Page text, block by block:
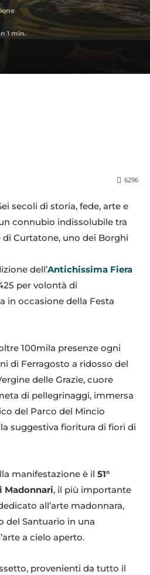
1 min.
6296
secoli di storia, fede, arte e
connubio indissolubile tra
di Curtatone, uno dei Borghi
dell’Antichissima Fiera
per volontà di
in occasione della Festa
100mila presenze ogni
di Ferragosto a ridosso del
delle Grazie, cuore
di pellegrinaggi, immersa
del Parco del Mincio
suggestiva fioritura di fiori di
manifestazione è il 51°
Madonnari, il più importante
all’arte madonnara,
del Santuario in una
a cielo aperto.
provenienti da tutto il